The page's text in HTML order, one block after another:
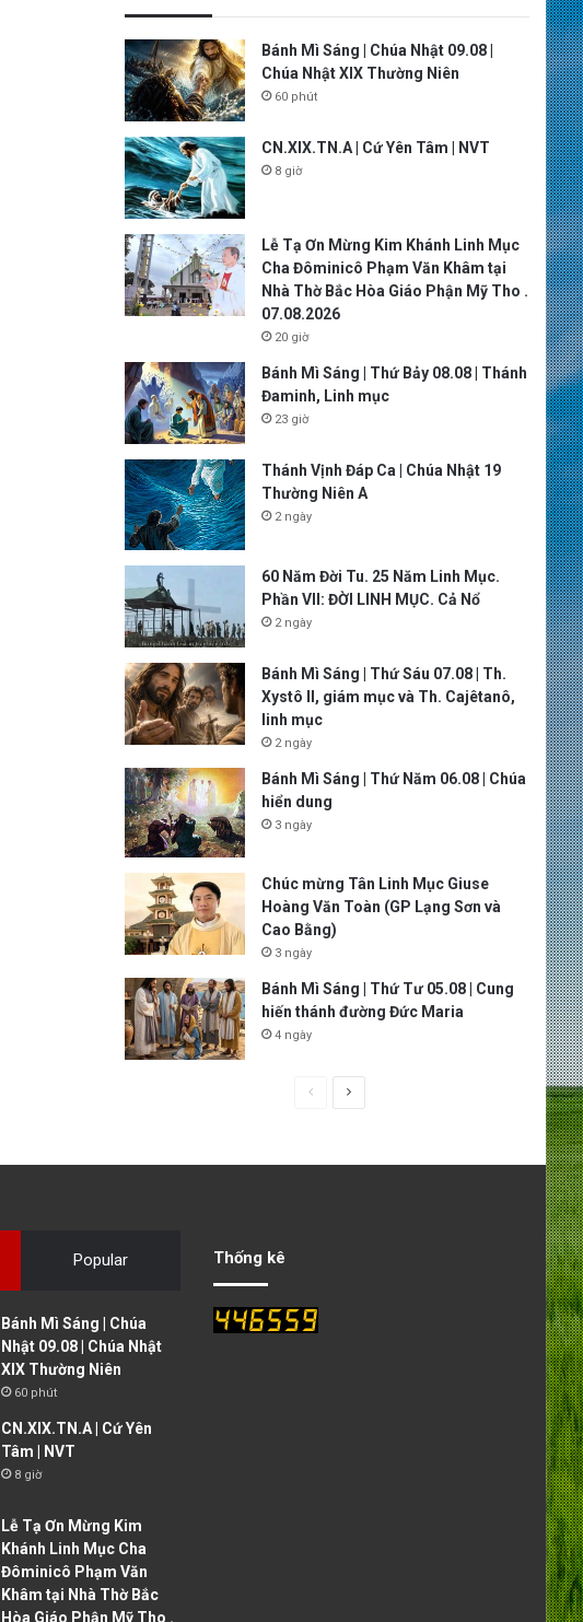
Bánh Mì Sáng | Chúa Nhật 09.08 |
Chúa Nhật XIX Thường Niên
60 phút
CN.XIX.TN.A | Cứ Yên Tâm | NVT
8 giờ
Lễ Tạ Ơn Mừng Kim Khánh Linh Mục
Cha Đôminicô Phạm Văn Khâm tại
Nhà Thờ Bắc Hòa Giáo Phận Mỹ Tho .
07.08.2026
20 giờ
Bánh Mì Sáng | Thứ Bảy 08.08 | Thánh
Đaminh, Linh mục
23 giờ
Thánh Vịnh Đáp Ca | Chúa Nhật 19
Thường Niên A
2 ngày
60 Năm Đời Tu. 25 Năm Linh Mục.
Phần VII: ĐỜI LINH MỤC. Cả Nổ
2 ngày
Bánh Mì Sáng | Thứ Sáu 07.08 | Th.
Xystô II, giám mục và Th. Cajêtanô,
linh mục
2 ngày
Bánh Mì Sáng | Thứ Năm 06.08 | Chúa
hiển dung
3 ngày
Chúc mừng Tân Linh Mục Giuse
Hoàng Văn Toàn (GP Lạng Sơn và
Cao Bằng)
3 ngày
Bánh Mì Sáng | Thứ Tư 05.08 | Cung
hiến thánh đường Đức Maria
4 ngày
s
p
Popular
Bánh Mì Sáng | Chúa
Nhật 09.08 | Chúa Nhật
XIX Thường Niên
60 phút
CN.XIX.TN.A | Cứ Yên
Tâm | NVT
8 giờ
Lễ Tạ Ơn Mừng Kim
Khánh Linh Mục Cha
Đôminicô Phạm Văn
Khâm tại Nhà Thờ Bắc
Hòa Giáo Phận Mỹ Tho .
Thống kê